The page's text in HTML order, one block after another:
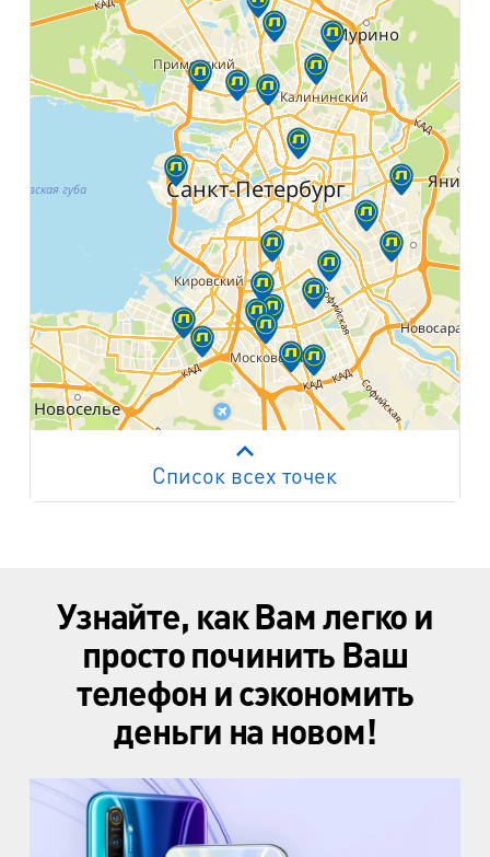
м. Пр. Ветеранов
пр. Ветеранов, д.9
м. Ул. Дыбенко
пр. Большевиков, д.25
м. Комендантский пр.
пр. Авиаконструкторов, д.4
Работает на API 2ГИС
Лицензионное соглашение
Список всех точек
Узнайте, как Вам легко и
просто починить Ваш
телефон и сэкономить
деньги на новом!